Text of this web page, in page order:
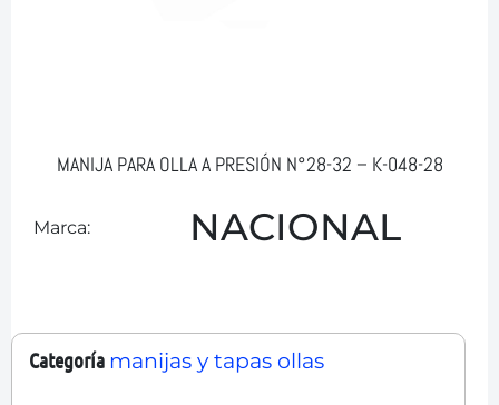
MANIJA PARA OLLA A PRESIÓN N°28-32 – K-048-28
Marca: NACIONAL
Categoría manijas y tapas ollas